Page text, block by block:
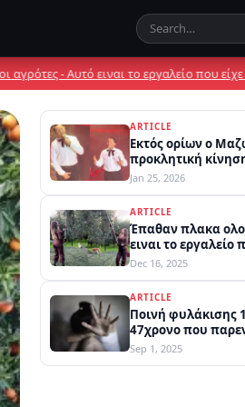
ειναι το εργαλείο που είχε τρελάνει
ARTICLE
Εκτός ορίων ο
προκλητική
γύρο του
Jan 25, 2026
ARTICLE
Έπαθαν πλακα
ειναι το εργαλείο
ολους τους
Dec 16, 2025
ARTICLE
Ποινή φυλάκισης
47χρονο που
σεξουαλικά
στην Κυλλήνη
Sep 1, 2025